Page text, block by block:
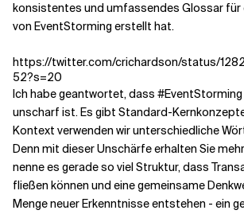
konsistentes und umfassendes Glossar für
von EventStorming erstellt hat.
https://twitter.com/crichardson/status/
52?s=20
Ich habe geantwortet, dass #EventStorming
unscharf ist. Es gibt Standard-
Kontext verwenden wir unterschiedliche
Denn mit dieser Unschärfe erhalten Sie
nenne es gerade so viel Struktur, dass
fließen können und eine gemeinsame
Menge neuer Erkenntnisse entstehen - ein